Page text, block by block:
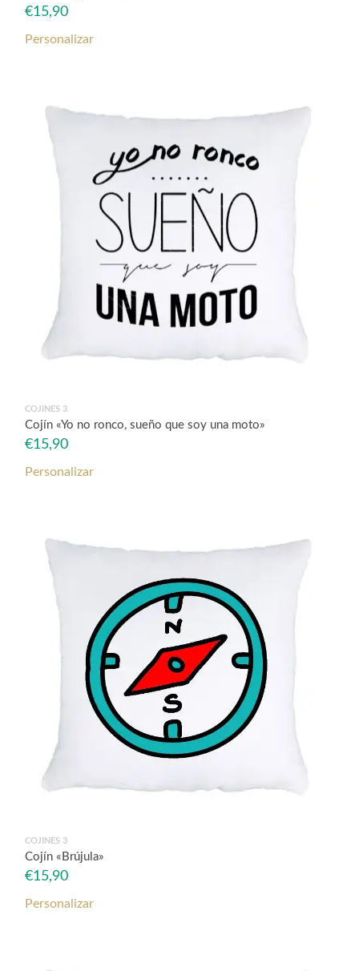
€15,90
Personalizar
COJINES 3
Cojín «Yo no ronco, sueño que soy una moto»
€15,90
Personalizar
COJINES 3
Cojín «Brújula»
€15,90
Personalizar